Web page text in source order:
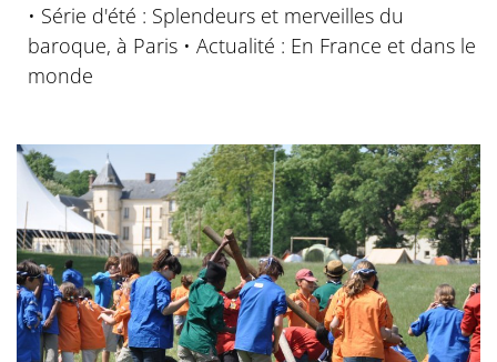
• Série d'été : Splendeurs et merveilles du
baroque, à Paris • Actualité : En France et dans le
monde